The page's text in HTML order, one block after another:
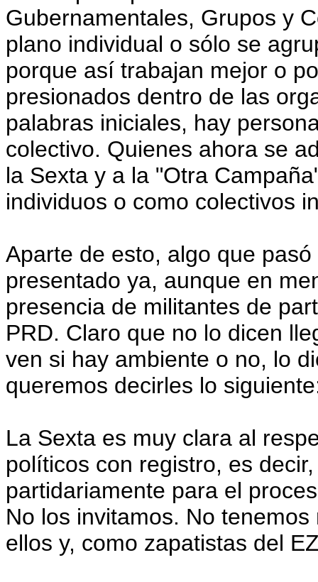
Gubernamentales, Grupos y
plano individual o sólo se
porque así trabajan mejor o
presionados dentro de las
palabras iniciales, hay
colectivo. Quienes ahora se
la Sexta y a la "Otra
individuos o como colectivos
Aparte de esto, algo que
presentado ya, aunque en
presencia de militantes de
PRD. Claro que no lo dicen
ven si hay ambiente o no, lo
queremos decirles lo
La Sexta es muy clara al
políticos con registro, es
partidariamente para el
No los invitamos. No
ellos y, como zapatistas del